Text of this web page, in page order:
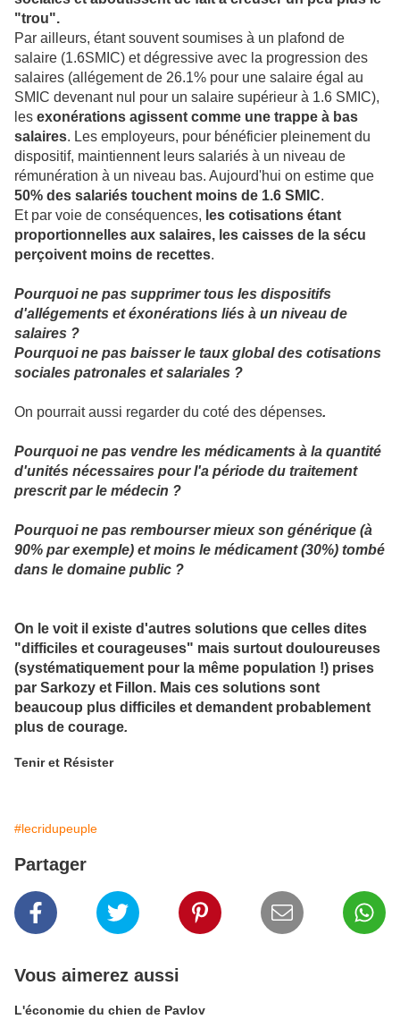
"trou".
Par ailleurs, étant souvent soumises à un plafond de
salaire (1.6SMIC) et dégressive avec la progression des
salaires (allégement de 26.1% pour une salaire égal au
SMIC devenant nul pour un salaire supérieur à 1.6 SMIC),
les exonérations agissent comme une trappe à bas
salaires. Les employeurs, pour bénéficier pleinement du
dispositif, maintiennent leurs salariés à un niveau de
rémunération à un niveau bas. Aujourd'hui on estime que
50% des salariés touchent moins de 1.6 SMIC.
Et par voie de conséquences, les cotisations étant
proportionnelles aux salaires, les caisses de la sécu
perçoivent moins de recettes.
Pourquoi ne pas supprimer tous les dispositifs
d'allégements et éxonérations liés à un niveau de
salaires ?
Pourquoi ne pas baisser le taux global des cotisations
sociales patronales et salariales ?
On pourrait aussi regarder du coté des dépenses.
Pourquoi ne pas vendre les médicaments à la quantité
d'unités nécessaires pour l'a période du traitement
prescrit par le médecin ?
Pourquoi ne pas rembourser mieux son générique (à
90% par exemple) et moins le médicament (30%) tombé
dans le domaine public ?
On le voit il existe d'autres solutions que celles dites
"difficiles et courageuses" mais surtout douloureuses
(systématiquement pour la même population !) prises
par Sarkozy et Fillon. Mais ces solutions sont
beaucoup plus difficiles et demandent probablement
plus de courage.
Tenir et Résister
#lecridupeuple
Partager
Vous aimerez aussi
L'économie du chien de Pavlov